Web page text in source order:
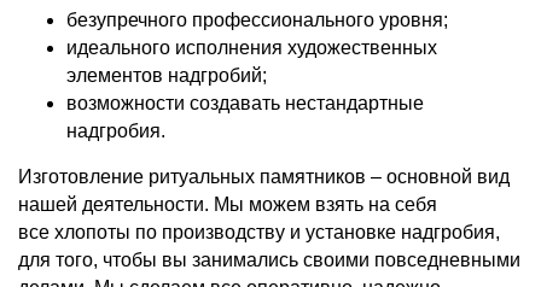
безупречного профессионального уровня;
идеального исполнения художественных
элементов надгробий;
возможности создавать нестандартные
надгробия.
Изготовление ритуальных памятников – основной вид
нашей деятельности. Мы можем взять на себя
все хлопоты по производству и установке надгробия,
для того, чтобы вы занимались своими повседневными